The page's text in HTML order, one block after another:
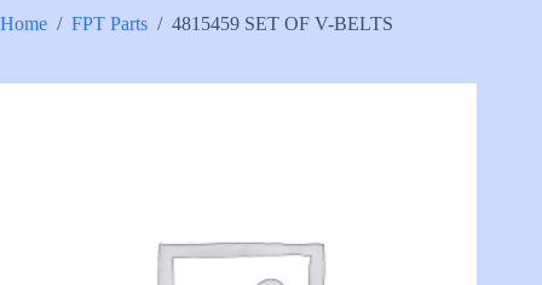
Home / FPT Parts / 4815459 SET OF V-BELTS